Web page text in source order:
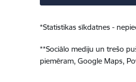
*Statistikas sīkdatnes -
**Sociālo mediju un trešo
piemēram, Google Maps,